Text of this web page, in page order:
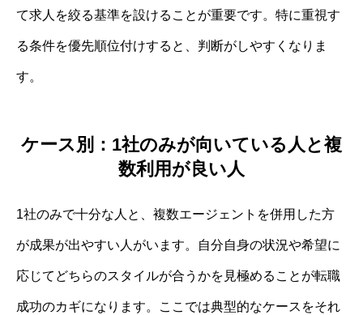
て求人を絞る基準を設けることが重要です。特に重視す
る条件を優先順位付けすると、判断がしやすくなりま
す。
ケース別：1社のみが向いている人と複
数利用が良い人
1社のみで十分な人と、複数エージェントを併用した方
が成果が出やすい人がいます。自分自身の状況や希望に
応じてどちらのスタイルが合うかを見極めることが転職
成功のカギになります。ここでは典型的なケースをそれ